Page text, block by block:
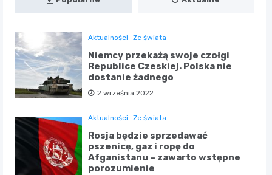
Aktualności Ze świata
Niemcy przekażą swoje czołgi
Republice Czeskiej. Polska nie
dostanie żadnego
2 września 2022
Aktualności Ze świata
Rosja będzie sprzedawać
pszenicę, gaz i ropę do
Afganistanu – zawarto wstępne
porozumienie